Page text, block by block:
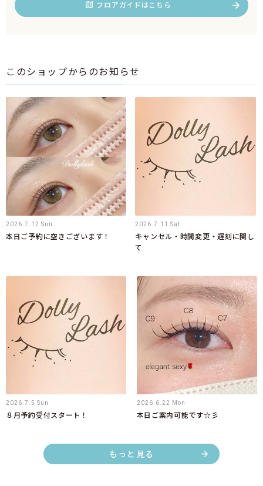
フロアガイドはこちら
このショップからのお知らせ
2026.7.12 Sun
本日ご予約に空きございます！
2026.7.11 Sat
キャンセル・時間変更・遅刻に関し
て
2026.7.5 Sun
８月予約受付スタート！
2026.6.22 Mon
本日ご案内可能です☆彡
もっと見る